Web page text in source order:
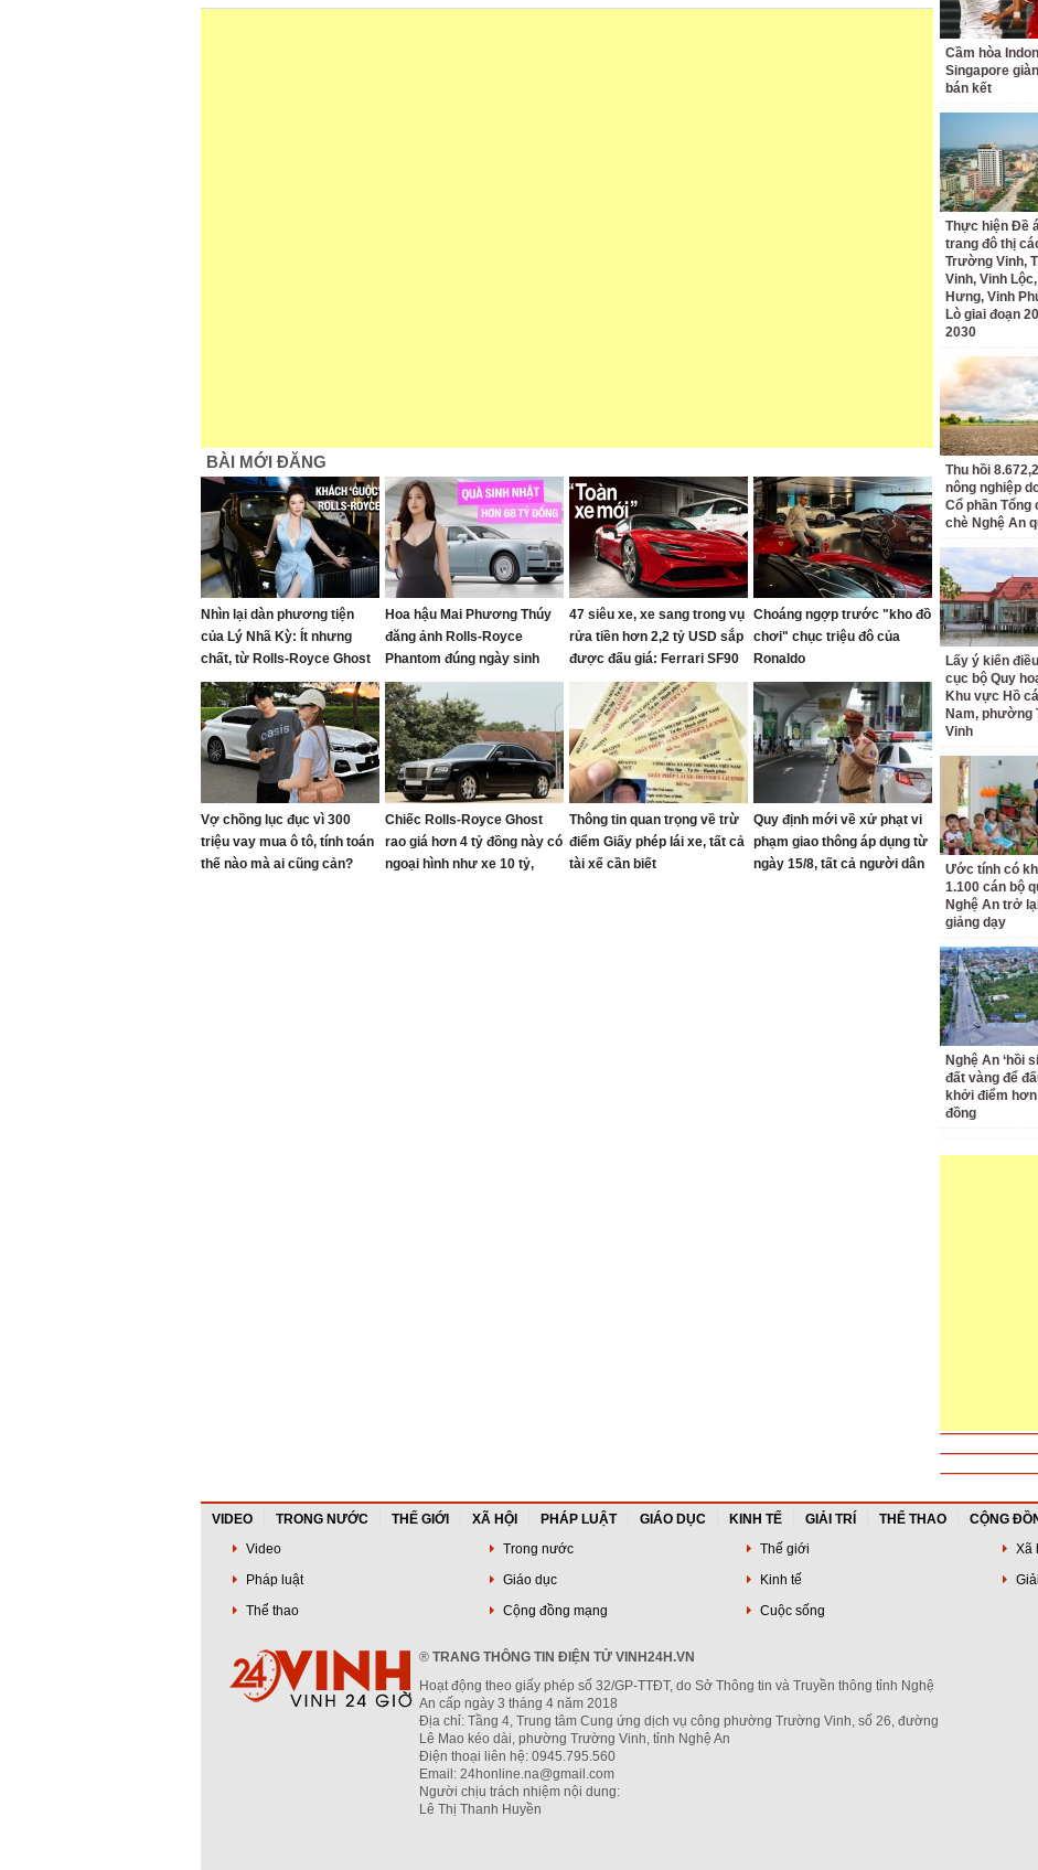
BÀI MỚI ĐĂNG
Nhìn lại dàn phương tiện
của Lý Nhã Kỳ: Ít nhưng
chất, từ Rolls-Royce Ghost
đến du thuyền hơn 100 tỷ
đồng
Hoa hậu Mai Phương Thúy
đăng ảnh Rolls-Royce
Phantom đúng ngày sinh
nhật: Bản giới hạn 10 chiếc
toàn cầu, giá quy đổi gần 68
tỷ đồng
47 siêu xe, xe sang trong vụ
rửa tiền hơn 2,2 tỷ USD sắp
được đấu giá: Ferrari SF90
gần như mới, Rolls-Royce
xếp hàng dài
Choáng ngợp trước "kho đồ
chơi" chục triệu đô của
Ronaldo
Vợ chồng lục đục vì 300
triệu vay mua ô tô, tính toán
thế nào mà ai cũng cản?
Chiếc Rolls-Royce Ghost
rao giá hơn 4 tỷ đồng này có
ngoại hình như xe 10 tỷ,
Thông tin quan trọng về trừ
điểm Giấy phép lái xe, tất cả
tài xế cần biết
Quy định mới về xử phạt vi
phạm giao thông áp dụng từ
ngày 15/8, tất cả người dân
Cầm hòa
Singapore
bán kết
Thực hiện Đề
trang đô thị
Trường Vinh,
Vinh, Vinh
Hưng, Vinh
Lò giai đoạn
2030
Thu hồi
nông nghiệp
Cổ phần Tổng
chè Nghệ An
Lấy ý kiến
cục bộ Quy
Khu vực Hồ
Nam, phường
Vinh
Ước tính có
1.100 cán bộ
Nghệ An trở
giảng dạy
Nghệ An ‘hồi
đất vàng để
khởi điểm
đồng
VIDEO TRONG NƯỚC THẾ GIỚI XÃ HỘI PHÁP LUẬT GIÁO DỤC KINH TẾ GIẢI TRÍ THỂ THAO CỘNG
Video
Trong nước Thế giới
Xã
Pháp luật
Giáo dục Kinh tế
Thể thao
Cộng đồng mạng Cuộc sống
® TRANG THÔNG TIN ĐIỆN TỬ VINH24H.VN
Hoạt động theo giấy phép số 32/GP-TTĐT, do Sở Thông tin và Truyền thông tỉnh Nghệ
An cấp ngày 3 tháng 4 năm 2018
Địa chỉ: Tầng 4, Trung tâm Cung ứng dịch vụ công phường Trường Vinh, số 26, đường
Lê Mao kéo dài, phường Trường Vinh, tỉnh Nghệ An
Điện thoại liên hệ: 0945.795.560
Email: 24honline.na@gmail.com
Người chịu trách nhiệm nội dung:
Lê Thị Thanh Huyền